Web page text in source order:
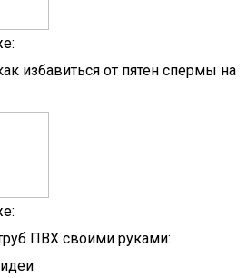
избавиться от пятен спермы на
ПВХ своими руками: